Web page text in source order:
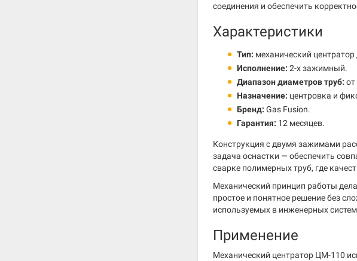
соединения и обеспечить
Характеристики
Тип: механический центратор
Исполнение: 2-х зажимный.
Диапазон диаметров труб:
Назначение: центровка и
Бренд: Gas Fusion.
Гарантия: 12 месяцев.
Конструкция с двумя зажимами
задача оснастки — обеспечить
сварке полимерных труб, где
Механический принцип работы
простое и понятное решение без
используемых в инженерных
Применение
Механический центратор ЦМ-110